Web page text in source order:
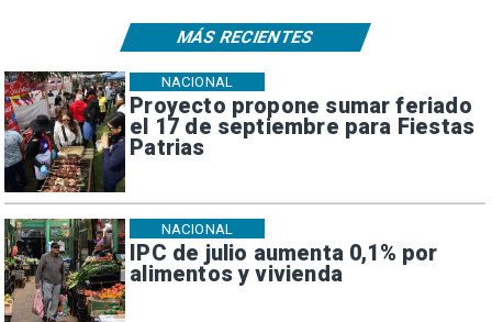
Proyecto propone sumar feriado
el 17 de septiembre para Fiestas
Patrias
NACIONAL
IPC de julio aumenta 0,1% por
alimentos y vivienda
NACIONAL
MÁS RECIENTES